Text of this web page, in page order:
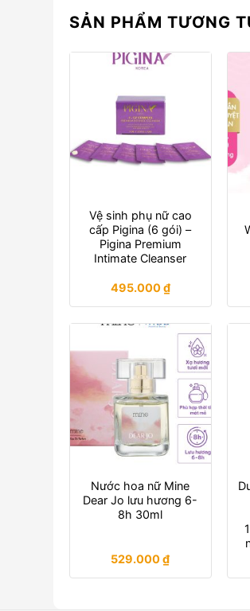
SẢN PHẨM TƯƠNG
Vệ sinh phụ nữ cao
cấp Pigina (6 gói) –
Pigina Premium
Intimate Cleanser
495.000₫
Nước hoa nữ Mine
Dear Jo lưu hương 6-
8h 30ml
529.000₫